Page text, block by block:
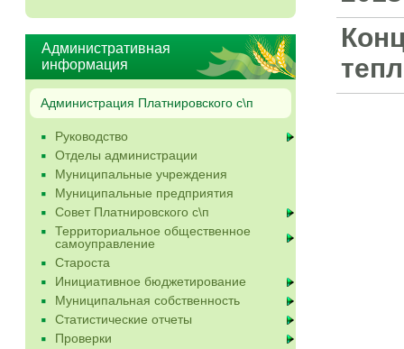
Административная
информация
Администрация Платнировского с\п
Руководство
Отделы администрации
Муниципальные учреждения
Муниципальные предприятия
Совет Платнировского с\п
Территориальное общественное
самоуправление
Староста
Инициативное бюджетирование
Муниципальная собственность
Статистические отчеты
Проверки